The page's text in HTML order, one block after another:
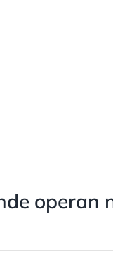
operan